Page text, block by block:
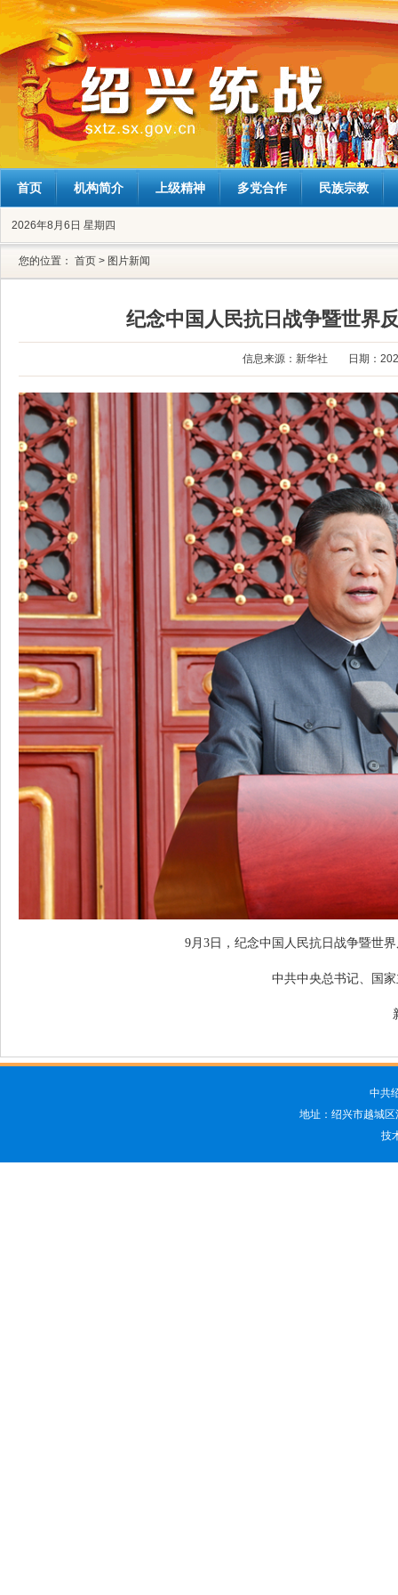
首页 机构简介 上级精神 多党合作 民族宗教
2026年8月6日 星期四
您的位置： 首页 > 图片新闻
纪念中国人民抗日战争暨世界
信息来源：新华社 日期：
9月3日，纪念中国人民抗日战争暨世
中共中央总书记、国
中共
地址：绍兴市越城
技